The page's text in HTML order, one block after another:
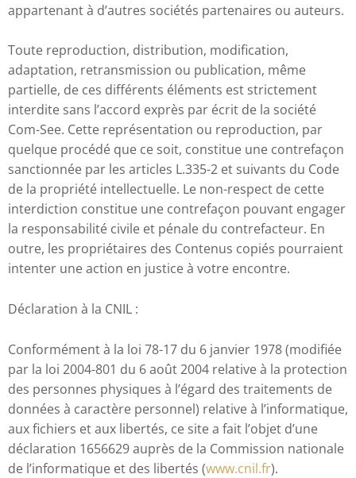
appartenant à d’autres sociétés partenaires ou auteurs.
Toute reproduction, distribution, modification,
adaptation, retransmission ou publication, même
partielle, de ces différents éléments est strictement
interdite sans l’accord exprès par écrit de la société
Com-See. Cette représentation ou reproduction, par
quelque procédé que ce soit, constitue une contrefaçon
sanctionnée par les articles L.335-2 et suivants du Code
de la propriété intellectuelle. Le non-respect de cette
interdiction constitue une contrefaçon pouvant engager
la responsabilité civile et pénale du contrefacteur. En
outre, les propriétaires des Contenus copiés pourraient
intenter une action en justice à votre encontre.
Déclaration à la CNIL :
Conformément à la loi 78-17 du 6 janvier 1978 (modifiée
par la loi 2004-801 du 6 août 2004 relative à la protection
des personnes physiques à l’égard des traitements de
données à caractère personnel) relative à l’informatique,
aux fichiers et aux libertés, ce site a fait l’objet d’une
déclaration 1656629 auprès de la Commission nationale
de l’informatique et des libertés (www.cnil.fr).